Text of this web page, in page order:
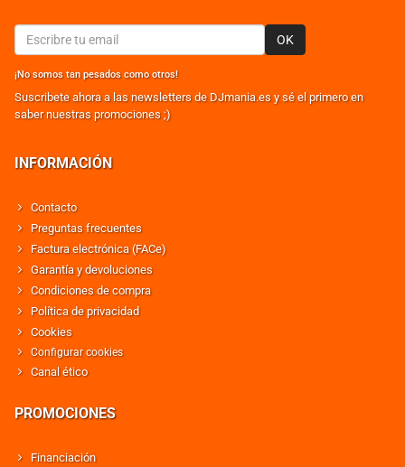
OK
¡No somos tan pesados como otros!
Suscribete ahora a las newsletters de DJmania.es y sé el primero en
saber nuestras promociones ;)
INFORMACIÓN
Contacto
Preguntas frecuentes
Factura electrónica (FACe)
Garantía y devoluciones
Condiciones de compra
Política de privacidad
Cookies
Configurar cookies
Canal ético
PROMOCIONES
Financiación